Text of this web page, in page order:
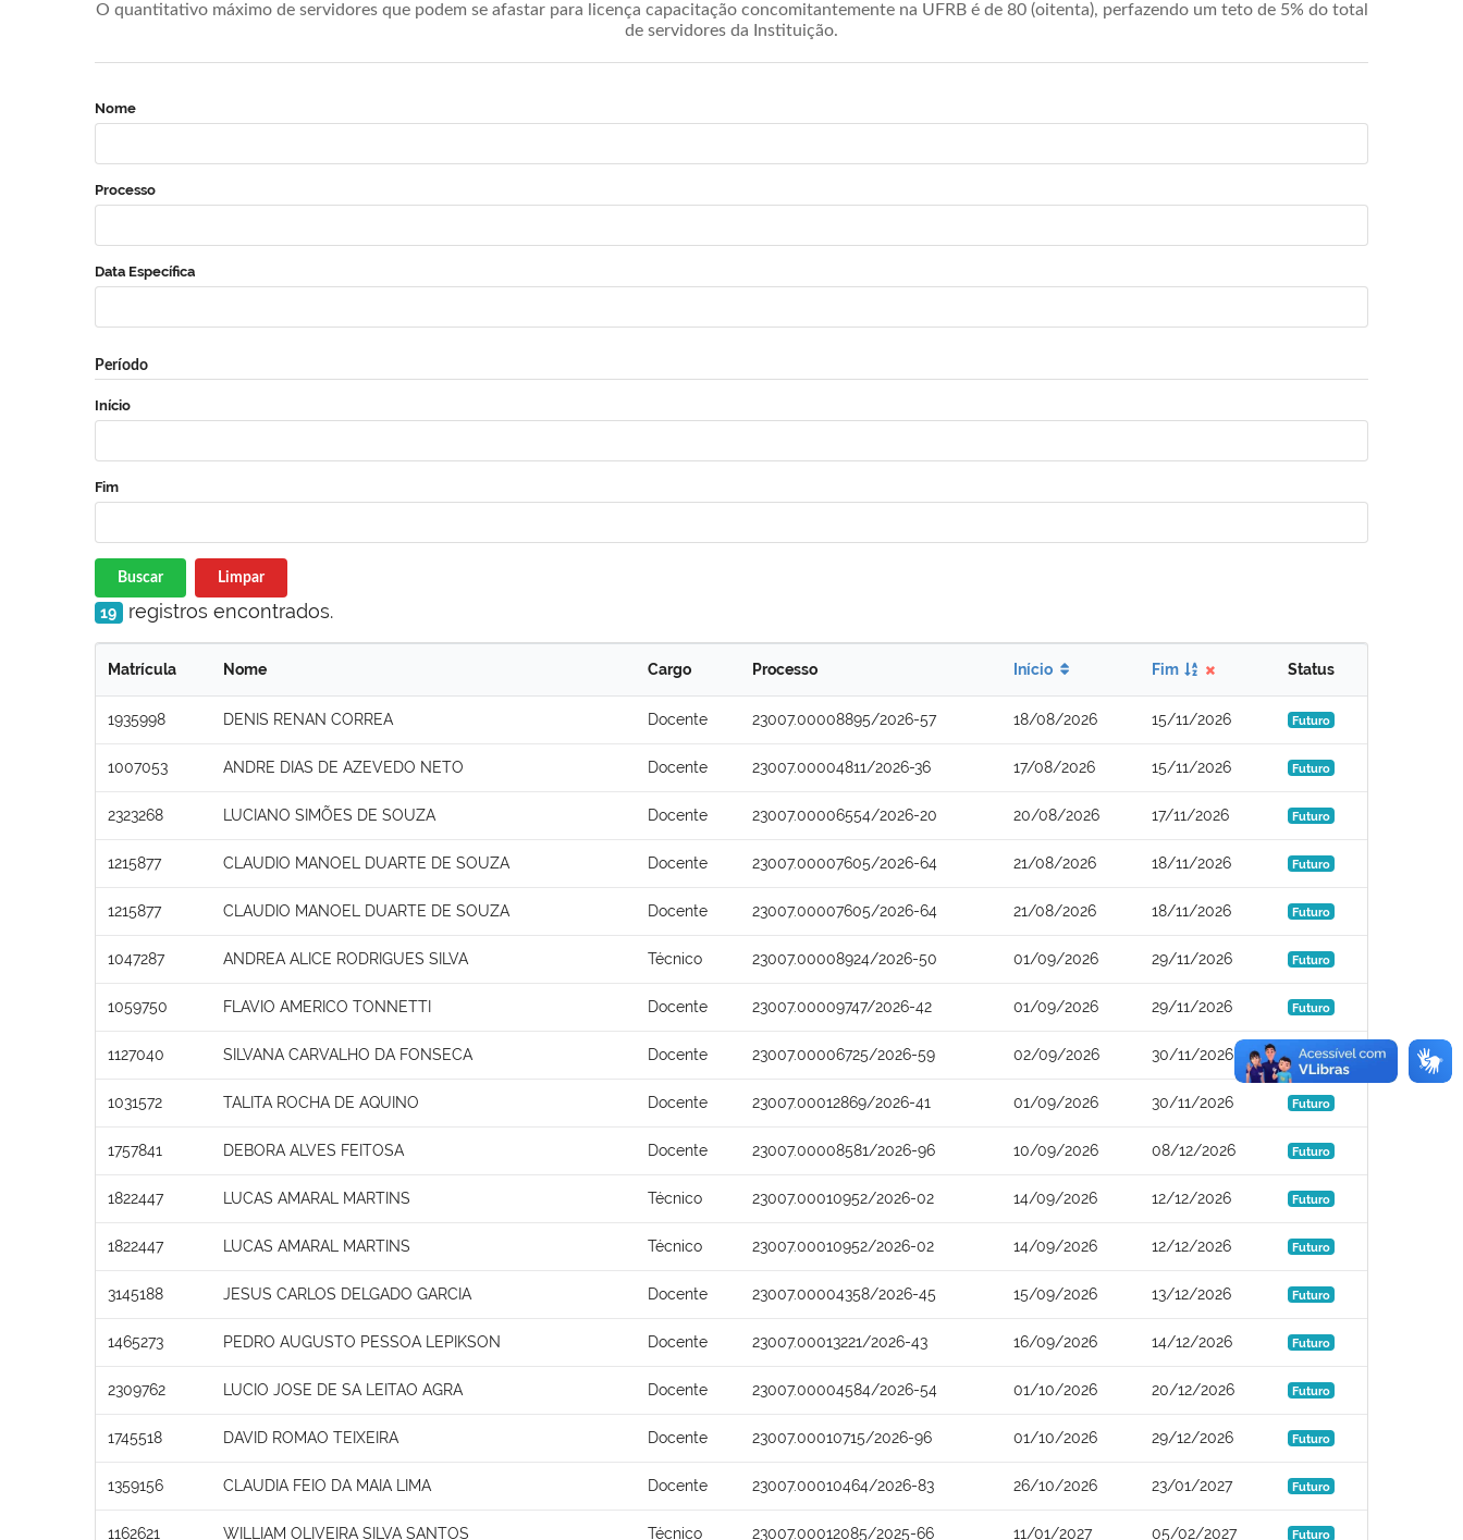
O quantitativo máximo de servidores que podem se afastar para licença capacitação concomitantemente na UFRB é de 80 (oitenta), perfazendo um teto de 5% do total
de servidores da Instituição.
Nome
Processo
Data Específica
Período
Início
Fim
Buscar Limpar
19 registros encontrados.
Matrícula Nome Cargo Processo Início Fim Status
1935998 DENIS RENAN CORREA Docente 23007.00008895/2026-57 18/08/2026 15/11/2026 Futuro
1007053 ANDRE DIAS DE AZEVEDO NETO Docente 23007.00004811/2026-36 17/08/2026 15/11/2026 Futuro
2323268 LUCIANO SIMÕES DE SOUZA Docente 23007.00006554/2026-20 20/08/2026 17/11/2026 Futuro
1215877 CLAUDIO MANOEL DUARTE DE SOUZA Docente 23007.00007605/2026-64 21/08/2026 18/11/2026 Futuro
1215877 CLAUDIO MANOEL DUARTE DE SOUZA Docente 23007.00007605/2026-64 21/08/2026 18/11/2026 Futuro
1047287 ANDREA ALICE RODRIGUES SILVA Técnico 23007.00008924/2026-50 01/09/2026 29/11/2026 Futuro
1059750 FLAVIO AMERICO TONNETTI Docente 23007.00009747/2026-42 01/09/2026 29/11/2026 Futuro
1127040 SILVANA CARVALHO DA FONSECA Docente 23007.00006725/2026-59 02/09/2026 30/11/2026 Futuro
1031572 TALITA ROCHA DE AQUINO Docente 23007.00012869/2026-41 01/09/2026 30/11/2026 Futuro
1757841 DEBORA ALVES FEITOSA Docente 23007.00008581/2026-96 10/09/2026 08/12/2026 Futuro
1822447 LUCAS AMARAL MARTINS Técnico 23007.00010952/2026-02 14/09/2026 12/12/2026 Futuro
1822447 LUCAS AMARAL MARTINS Técnico 23007.00010952/2026-02 14/09/2026 12/12/2026 Futuro
3145188 JESUS CARLOS DELGADO GARCIA Docente 23007.00004358/2026-45 15/09/2026 13/12/2026 Futuro
1465273 PEDRO AUGUSTO PESSOA LEPIKSON Docente 23007.00013221/2026-43 16/09/2026 14/12/2026 Futuro
2309762 LUCIO JOSE DE SA LEITAO AGRA Docente 23007.00004584/2026-54 01/10/2026 20/12/2026 Futuro
1745518 DAVID ROMAO TEIXEIRA Docente 23007.00010715/2026-96 01/10/2026 29/12/2026 Futuro
1359156 CLAUDIA FEIO DA MAIA LIMA Docente 23007.00010464/2026-83 26/10/2026 23/01/2027 Futuro
1162621 WILLIAM OLIVEIRA SILVA SANTOS Técnico 23007.00012085/2025-66 11/01/2027 05/02/2027 Futuro